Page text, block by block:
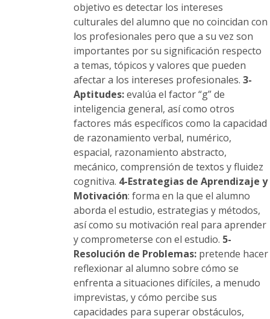
objetivo es detectar los intereses
culturales del alumno que no coincidan con
los profesionales pero que a su vez son
importantes por su significación respecto
a temas, tópicos y valores que pueden
afectar a los intereses profesionales. 3-
Aptitudes:evalúa el factor “g” de
inteligencia general, así como otros
factores más específicos como la capacidad
de razonamiento verbal, numérico,
espacial, razonamiento abstracto,
mecánico, comprensión de textos y fluidez
cognitiva. 4-Estrategias de Aprendizaje y
Motivación: forma en la que el alumno
aborda el estudio, estrategias y métodos,
así como su motivación real para aprender
y comprometerse con el estudio. 5-
Resolución de Problemas:pretende hacer
reflexionar al alumno sobre cómo se
enfrenta a situaciones difíciles, a menudo
imprevistas, y cómo percibe sus
capacidades para superar obstáculos,